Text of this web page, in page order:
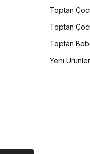
Toptan
Toptan
Toptan
Yeni Ürünler